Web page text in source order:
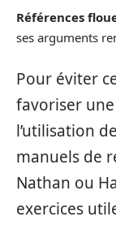
Références
ses arguments
Pour éviter
favoriser
l’utilisation
manuels de
Nathan ou
exercices